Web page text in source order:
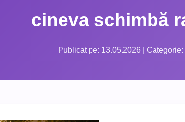
cineva schimbă
Publicat pe: 13.05.2026 | Categorie: